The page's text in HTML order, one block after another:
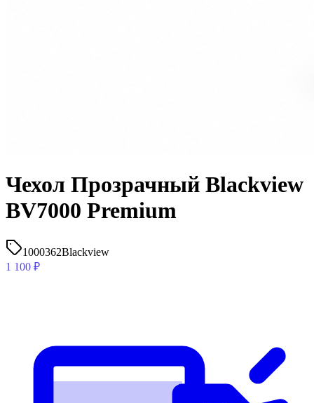
Чехол Прозрачный Blackview
BV7000 Premium
1000362Blackview
1 100 ₽